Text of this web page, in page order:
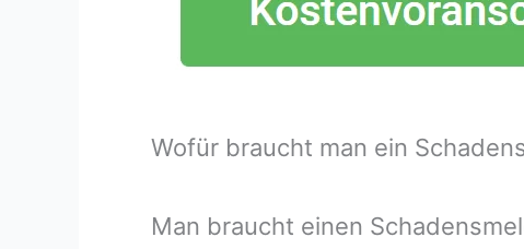
Wofür braucht man ein
Man braucht einen